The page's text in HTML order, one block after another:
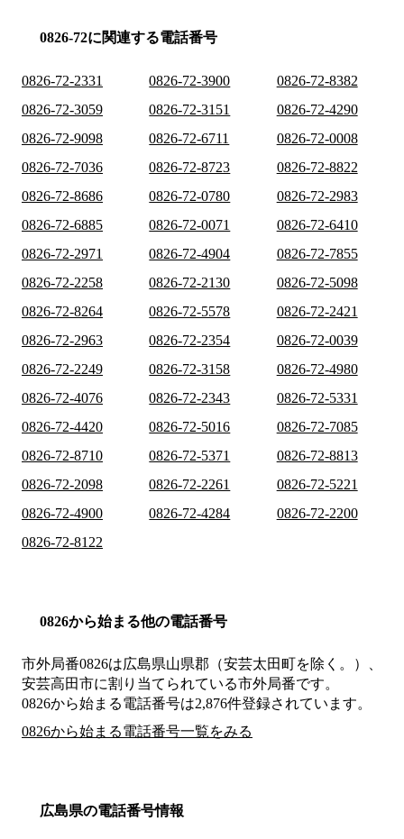
0826-72に関連する電話番号
0826-72-2331 0826-72-3900
0826-72-8382
0826-72-3059
0826-72-3151
0826-72-4290
0826-72-9098
0826-72-6711
0826-72-0008
0826-72-7036
0826-72-8723
0826-72-8822
0826-72-8686
0826-72-0780
0826-72-2983
0826-72-6885
0826-72-0071
0826-72-6410
0826-72-2971
0826-72-4904
0826-72-7855
0826-72-2258
0826-72-2130
0826-72-5098
0826-72-8264
0826-72-5578
0826-72-2421
0826-72-2963
0826-72-2354
0826-72-0039
0826-72-2249
0826-72-3158
0826-72-4980
0826-72-4076
0826-72-2343
0826-72-5331
0826-72-4420
0826-72-5016
0826-72-7085
0826-72-8710
0826-72-5371
0826-72-8813
0826-72-2098
0826-72-2261
0826-72-5221
0826-72-4900
0826-72-4284
0826-72-2200
0826-72-8122
0826から始まる他の電話番号
市外局番0826は広島県山県郡（安芸太田町を除く。）、
安芸高田市に割り当てられている市外局番です。
0826から始まる電話番号は2,876件登録されています。
0826から始まる電話番号一覧をみる
広島県の電話番号情報